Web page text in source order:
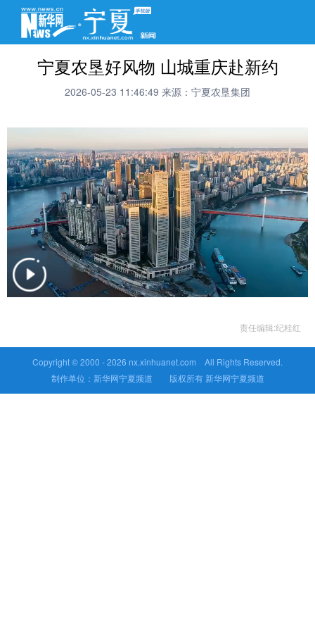
宁夏农垦好风物 山城重庆赴新约
2026-05-23 11:46:49 来源：宁夏农垦集团
责任编辑:纪桂红
Copyright © 2000 -2026 nx.xinhuanet.com All Rights Reserved.
制作单位：新华网宁夏频道 版权所有 新华网宁夏频道